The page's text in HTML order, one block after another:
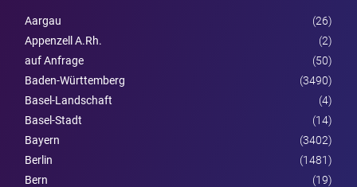
Aargau
(26)
Appenzell A.Rh.
(2)
auf Anfrage
(50)
Baden-Württemberg
(3490)
Basel-Landschaft
(4)
Basel-Stadt
(14)
Bayern
(3402)
Berlin
(1481)
Bern
(19)